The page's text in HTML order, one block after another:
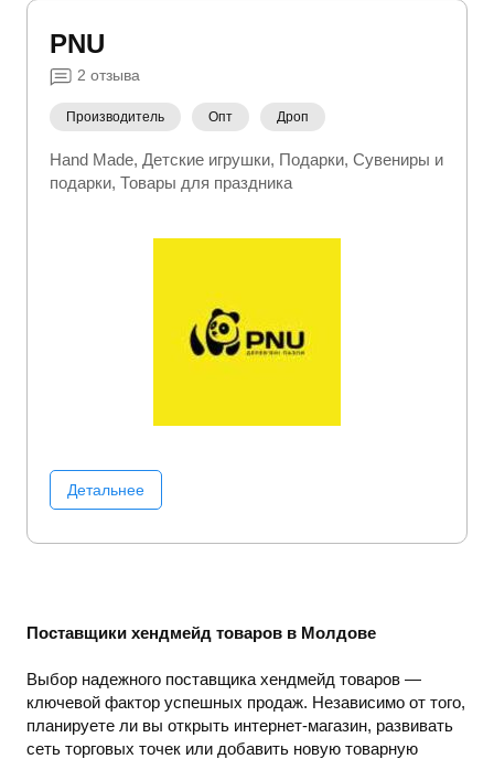
PNU
2 отзыва
Производитель Опт Дроп
Hand Made Детские игрушки Подарки Сувениры и
подарки Товары для праздника
Детальнее
Поставщики хендмейд товаров в Молдове
Выбор надежного поставщика хендмейд товаров —
ключевой фактор успешных продаж. Независимо от того,
планируете ли вы открыть интернет-магазин, развивать
сеть торговых точек или добавить новую товарную